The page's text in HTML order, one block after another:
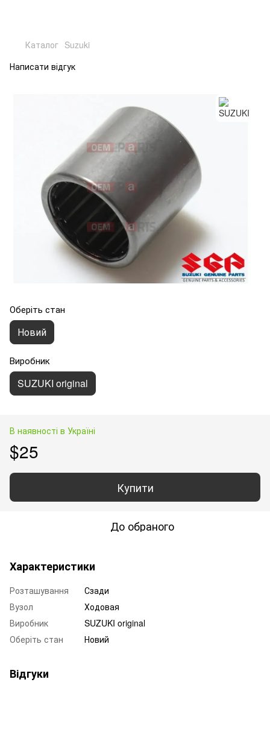
Каталог Suzuki
Написати відгук
Оберіть стан
Новий
Виробник
SUZUKI original
В наявності в Україні
$25
Купити
До обраного
Характеристики
Розташування
Сзади
Вузол
Ходовая
Виробник
SUZUKI original
Оберіть стан
Новий
Відгуки